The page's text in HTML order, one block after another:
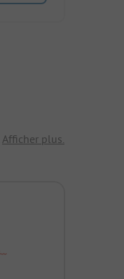
Afficher plus.